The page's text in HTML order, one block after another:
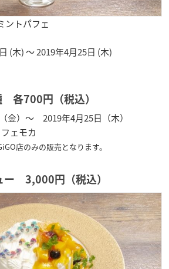
ントパフェ
(木) ～ 2019年4月25日 (木)
各700円（税込）
金）～ 2019年4月25日（木）
ェモカ
店のみの販売となります。
ー 3,000円（税込）